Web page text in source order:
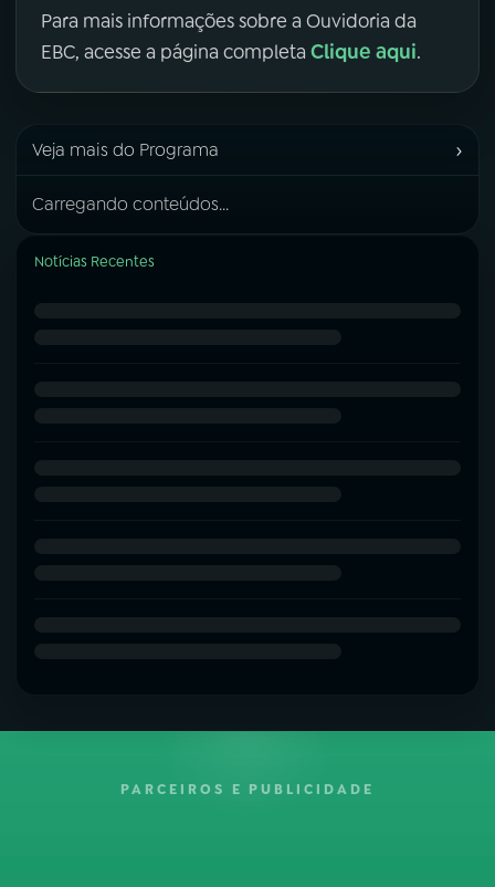
Para mais informações sobre a Ouvidoria da
EBC, acesse a página completa Clique aqui.
Veja mais do Programa ›
Carregando conteúdos...
Notícias Recentes
PARCEIROS E PUBLICIDADE